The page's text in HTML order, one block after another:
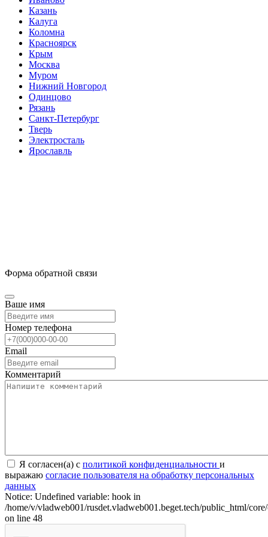
Казань
Калуга
Коломна
Красноярск
Крым
Москва
Муром
Нижний Новгород
Одинцово
Рязань
Санкт-Петербург
Тверь
Электросталь
Ярославль
Форма обратной связи
Ваше имя
Номер телефона
Email
Комментарий
Я согласен(а) с политикой конфиденциальности и
выражаю согласие пользователя на обработку персональных
данных
Notice: Undefined variable: hook in
/home/v/vladweb001/rusdet.vladweb001.beget.tech/public_html/
on line 48